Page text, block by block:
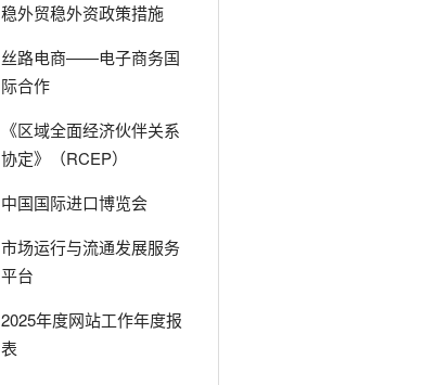
稳外贸稳外资政策措施
丝路电商——电子商务国
际合作
《区域全面经济伙伴关系
协定》（RCEP）
中国国际进口博览会
市场运行与流通发展服务
平台
2025年度网站工作年度报
表